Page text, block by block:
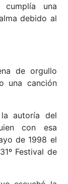
una
debido al
de orgullo
una canción
autoría del
con esa
de 1998 el
Festival de